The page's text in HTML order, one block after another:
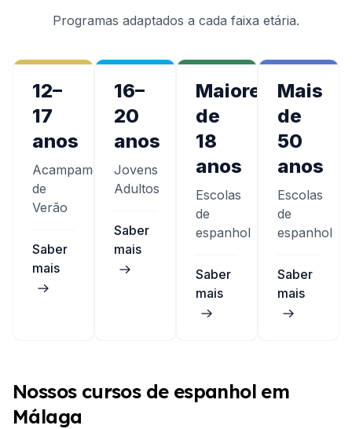
Programas adaptados a cada faixa etária.
12–
17
anos
Acampamentos
de
Verão
Saber
mais
16–
20
anos
Jovens
Adultos
Saber
mais
Maiores
de
18
anos
Escolas
de
espanhol
Saber
mais
Mais
de
50
anos
Escolas
de
espanhol
Saber
mais
Nossos cursos de espanhol em
Málaga